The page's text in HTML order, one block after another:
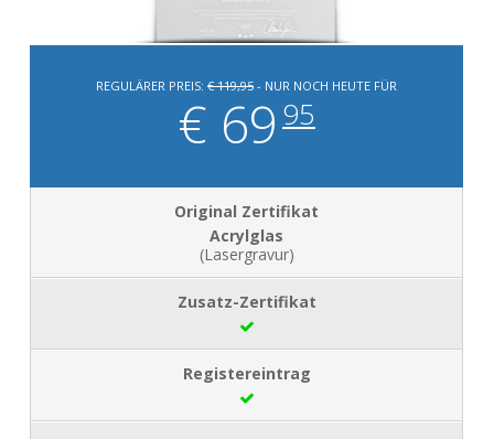
REGULÄRER PREIS: € 119,95 - NUR NOCH HEUTE FÜR
€ 69 95
Acrylglas
(Lasergravur)